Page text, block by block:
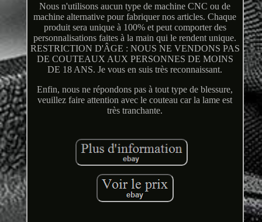
Nous n'utilisons aucun type de machine CNC ou de
machine alternative pour fabriquer nos articles. Chaque
produit sera unique à 100% et peut comporter des
personnalisations faites à la main qui le rendent unique.
RESTRICTION D'ÂGE : NOUS NE VENDONS PAS
DE COUTEAUX AUX PERSONNES DE MOINS
DE 18 ANS. Je vous en suis très reconnaissant.
Enfin, nous ne répondons pas à tout type de blessure,
veuillez faire attention avec le couteau car la lame est
très tranchante.